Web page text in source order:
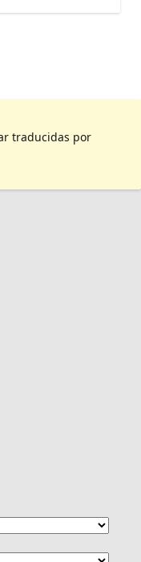
traducidas por